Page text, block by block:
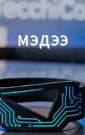
МЭДЭЭ